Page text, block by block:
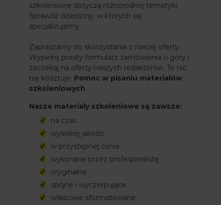
szkoleniowe dotyczą różnorodnej tematyki.
Sprawdź dziedziny, w których się
specjalizujemy
Zapraszamy do skorzystania z naszej oferty.
Wypełnij prosty formularz zamówienia u góry i
zaczekaj na oferty naszych redaktorów. To nic
nie kosztuje. Pomoc w pisaniu materiałów
szkoleniowych.
Nasze materiały szkoleniowe są zawsze:
na czas
wysokiej jakości
w przystępnej cenie
wykonane przez profesjonalistę
oryginalne
spójne i wyczerpujące
właściwie sformatowane